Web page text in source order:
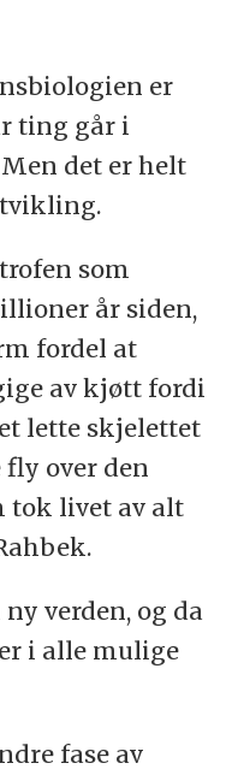
er
ting går i
det er helt
som
år siden,
fordel at
av kjøtt fordi
lette skjelettet
fly over den
tok livet av alt
verden, og da
i alle mulige
fase av